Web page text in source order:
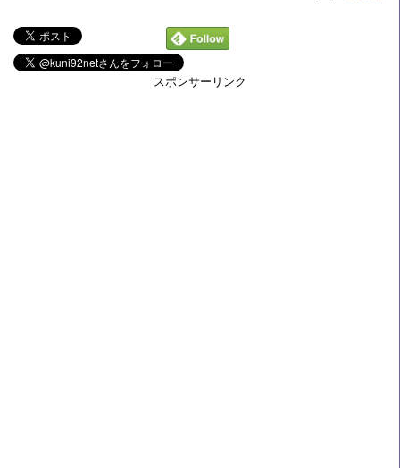
スポンサーリンク